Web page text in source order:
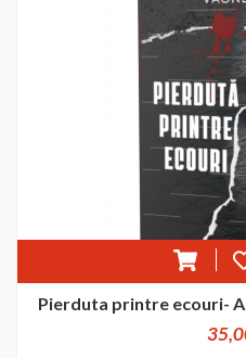
Pierduta printre ecouri-